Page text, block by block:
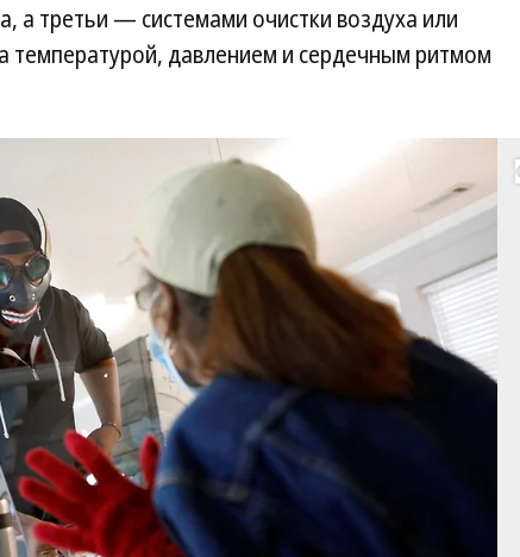
а третьи — системами очистки воздуха или
температурой, давлением и сердечным ритмом